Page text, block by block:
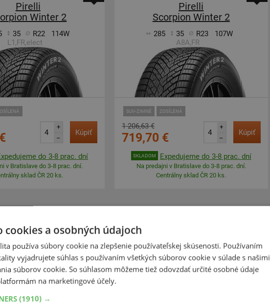
Pirelli
Winter 2
35 R22
114W
L1,FR,elect
+
–
Kúpiť
do 3-8 prac. dní
v Bratislave do 3-8 prac. dní.
sklad ČR 20 ks.
Pirelli
Scorpion Winter 2
285 35 R23
107W
A8A,FR
SUV-ZIMNÉ ZOSÍLENÁ
1 206,63 €
719,70 €
+
–
Kúpiť
SKLADOM Expedujeme do 3-8 prac. dní
Na predajni v Bratislave do 3-8 prac. dní.
Centrálny sklad ČR 20 ks.
Hankook
Winter i*cept ION X
40 R21
111V
EV,Foam,FR
Scorpion Winter 2
285 35 R23
107W
FR
cookies a osobných údajoch
používa súbory cookie na zlepšenie používateľskej skúsenosti. Používaním
vyjadrujete súhlas s používaním všetkých súborov cookie v súlade s našimi
súborov cookie. So súhlasom môžeme tiež odovzdať určité osobné údaje
na marketingové účely.
(1910) →